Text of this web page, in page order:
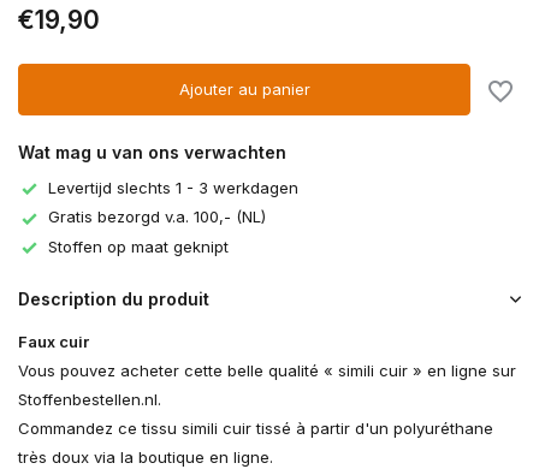
€19,90
Ajouter au panier
Wat mag u van ons verwachten
Levertijd slechts 1 - 3 werkdagen
Gratis bezorgd v.a. 100,- (NL)
Stoffen op maat geknipt
Description du produit
Faux cuir
Vous pouvez acheter cette belle qualité « simili cuir » en ligne sur
Stoffenbestellen.nl.
Commandez ce tissu simili cuir tissé à partir d'un polyuréthane
très doux via la boutique en ligne.